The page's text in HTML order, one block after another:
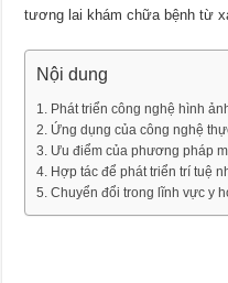
tương lai khám chữa bệnh từ
Nội dung
Phát triển công nghệ hình
Ứng dụng của công nghệ
Ưu điểm của phương pháp
Hợp tác để phát triển trí tuệ
Chuyển đổi trong lĩnh vực y